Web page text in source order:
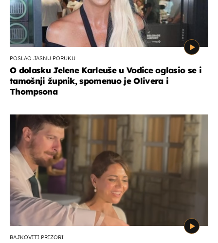
POSLAO JASNU PORUKU
O dolasku Jelene Karleuše u Vodice oglasio se i
tamošnji župnik, spomenuo je Olivera i
Thompsona
BAJKOVITI PRIZORI